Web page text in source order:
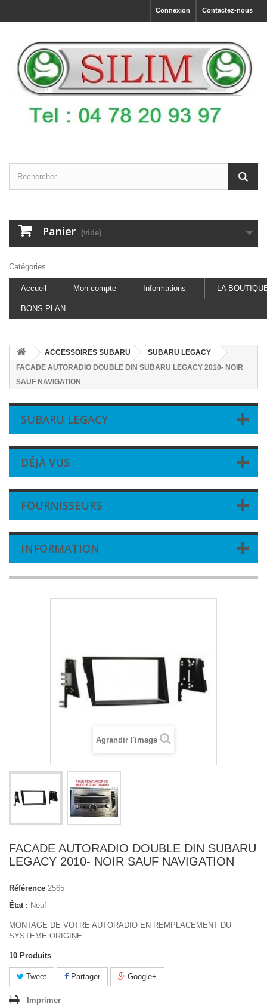
Contactez-nous
Connexion
Panier (vide)
Catégories
Accueil Mon compte Informations LA
BONS PLAN
ACCESSOIRES SUBARU
SUBARU LEGACY
FACADE AUTORADIO DOUBLE DIN SUBARU LEGACY 2010- NOIR
SAUF NAVIGATION
SUBARU LEGACY
DÉJÀ VUS
FOURNISSEURS
INFORMATION
Agrandir l'image
FACADE AUTORADIO DOUBLE DIN SUBARU
LEGACY 2010- NOIR SAUF NAVIGATION
Référence 2565
État : Neuf
MONTAGE DE VOTRE AUTORADIO EN REMPLACEMENT DU
SYSTEME ORIGINE
10 Produits
Tweet Partager Google+
Imprimer